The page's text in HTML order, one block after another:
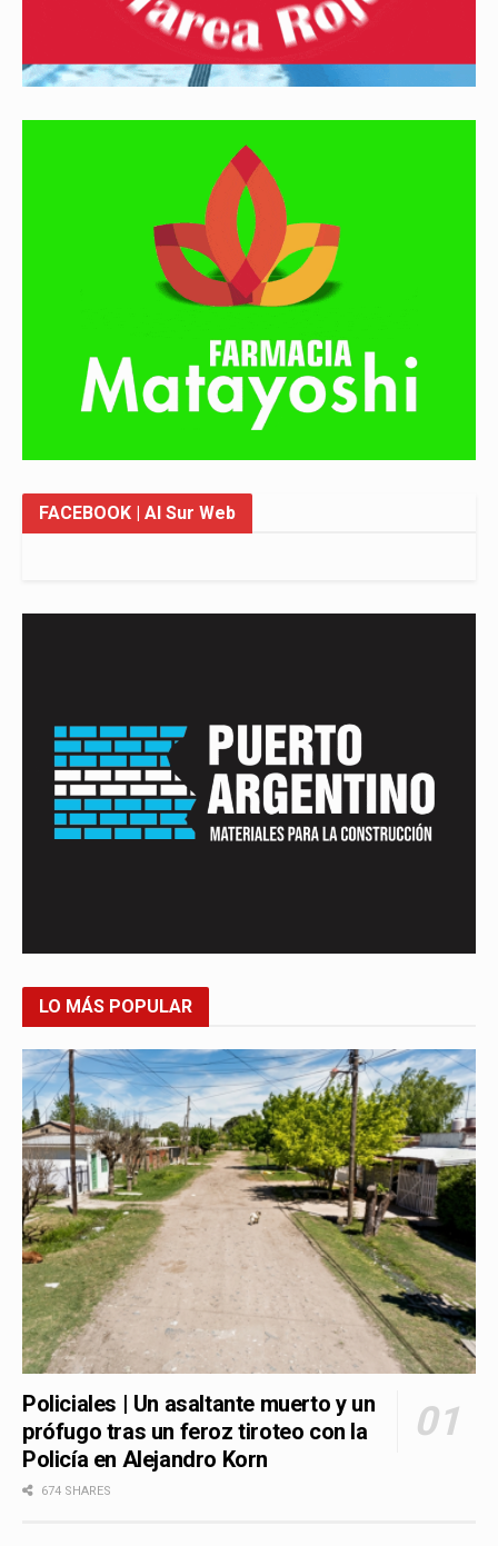
FACEBOOK | Al Sur Web
LO MÁS POPULAR
Policiales | Un asaltante muerto y un
prófugo tras un feroz tiroteo con la
Policía en Alejandro Korn
674 SHARES